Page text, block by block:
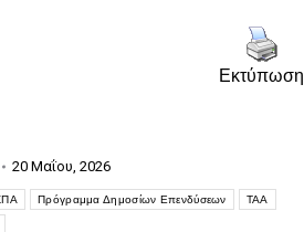
Εκτύπωση
20 Μαΐου, 2026
Πρόγραμμα Δημοσίων Επενδύσεων ΤΑΑ